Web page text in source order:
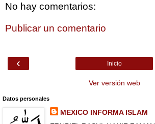
No hay comentarios:
Publicar un comentario
‹ Inicio
Ver versión web
Datos personales
MEXICO INFORMA ISLAM